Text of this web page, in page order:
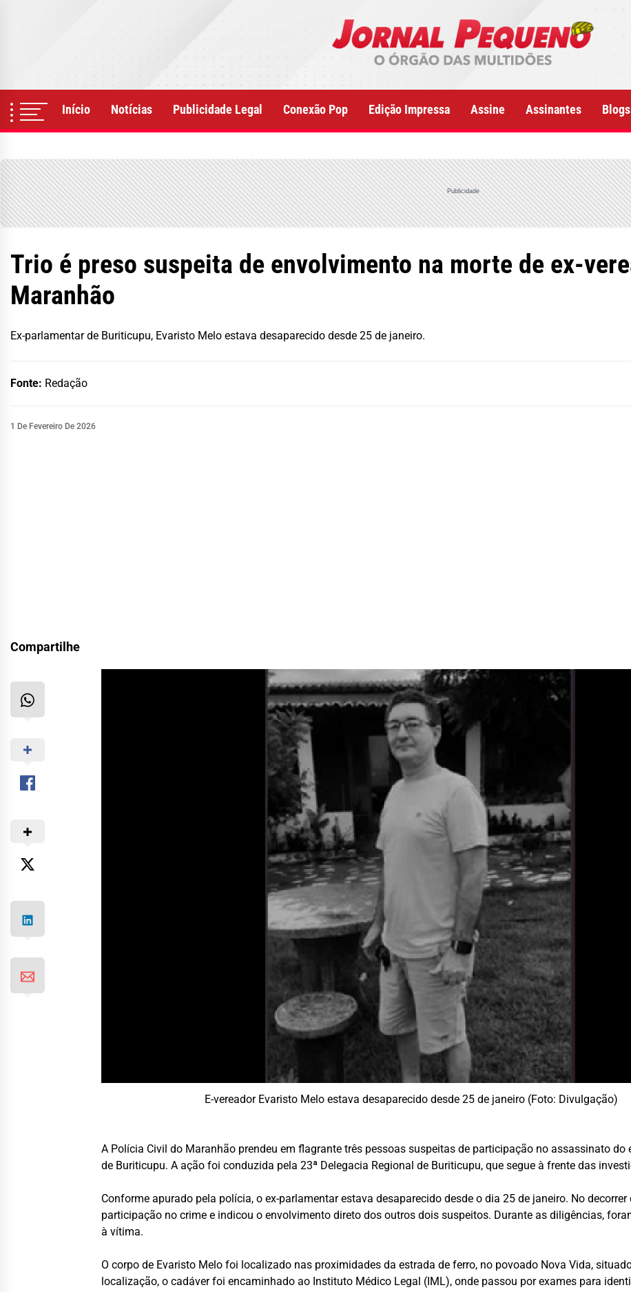
Início Notícias Publicidade Legal Conexão Pop Edição Impressa Assine Assinantes Blogs
Publicidade
Trio é preso suspeita de envolvimento na morte de ex-
Maranhão
Ex-parlamentar de Buriticupu, Evaristo Melo estava desaparecido desde 25 de janeiro.
Fonte: Redação
1 De Fevereiro De 2026
Compartilhe
E-vereador Evaristo Melo estava desaparecido desde 25 de janeiro (Foto: Divulgação)
A Polícia Civil do Maranhão prendeu em flagrante três pessoas suspeitas de participação no assassinato do
de Buriticupu. A ação foi conduzida pela 23ª Delegacia Regional de Buriticupu, que segue à frente das
Conforme apurado pela polícia, o ex-parlamentar estava desaparecido desde o dia 25 de janeiro. No
participação no crime e indicou o envolvimento direto dos outros dois suspeitos. Durante as diligências,
à vítima.
O corpo de Evaristo Melo foi localizado nas proximidades da estrada de ferro, no povoado Nova Vida,
localização, o cadáver foi encaminhado ao Instituto Médico Legal (IML), onde passou por exames para